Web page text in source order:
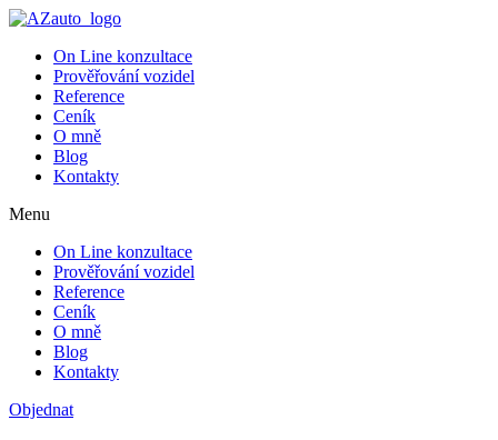
On Line konzultace
Prověřování vozidel
Reference
Ceník
O mně
Blog
Kontakty
Menu
On Line konzultace
Prověřování vozidel
Reference
Ceník
O mně
Blog
Kontakty
Objednat